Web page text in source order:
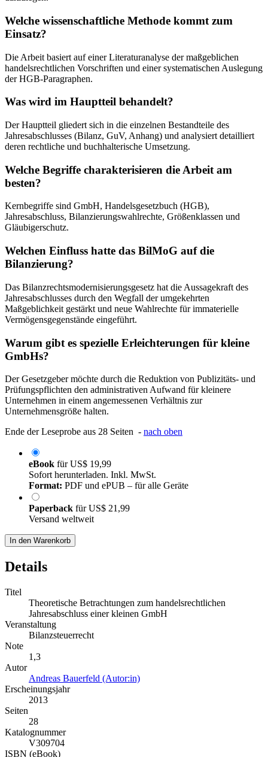
Welche wissenschaftliche Methode kommt zum
Einsatz?
Die Arbeit basiert auf einer Literaturanalyse der maßgeblichen
handelsrechtlichen Vorschriften und einer systematischen Auslegung
der HGB-Paragraphen.
Was wird im Hauptteil behandelt?
Der Hauptteil gliedert sich in die einzelnen Bestandteile des
Jahresabschlusses (Bilanz, GuV, Anhang) und analysiert detailliert
deren rechtliche und buchhalterische Umsetzung.
Welche Begriffe charakterisieren die Arbeit am
besten?
Kernbegriffe sind GmbH, Handelsgesetzbuch (HGB),
Jahresabschluss, Bilanzierungswahlrechte, Größenklassen und
Gläubigerschutz.
Welchen Einfluss hatte das BilMoG auf die
Bilanzierung?
Das Bilanzrechtsmodernisierungsgesetz hat die Aussagekraft des
Jahresabschlusses durch den Wegfall der umgekehrten
Maßgeblichkeit gestärkt und neue Wahlrechte für immaterielle
Vermögensgegenstände eingeführt.
Warum gibt es spezielle Erleichterungen für kleine
GmbHs?
Der Gesetzgeber möchte durch die Reduktion von Publizitäts- und
Prüfungspflichten den administrativen Aufwand für kleinere
Unternehmen in einem angemessenen Verhältnis zur
Unternehmensgröße halten.
Ende der Leseprobe aus 28 Seiten - nach oben
eBook fürUS$ 19,99
Sofort herunterladen. Inkl. MwSt.
Format: PDF und ePUB – für alle Geräte
Paperback fürUS$ 21,99
Versand weltweit
In den Warenkorb
Details
Titel
Theoretische Betrachtungen zum handelsrechtlichen
Jahresabschluss einer kleinen GmbH
Veranstaltung
Bilanzsteuerrecht
Note
1,3
Autor
Andreas Bauerfeld (Autor:in)
Erscheinungsjahr
2013
Seiten
28
Katalognummer
V309704
ISBN (eBook)